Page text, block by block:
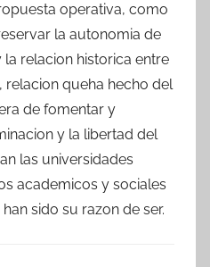
operativa, como
la autonomia de
relacion historica entre
relacion queha hecho del
de fomentar y
y la libertad del
las universidades
academicos y sociales
sido su razon de ser.